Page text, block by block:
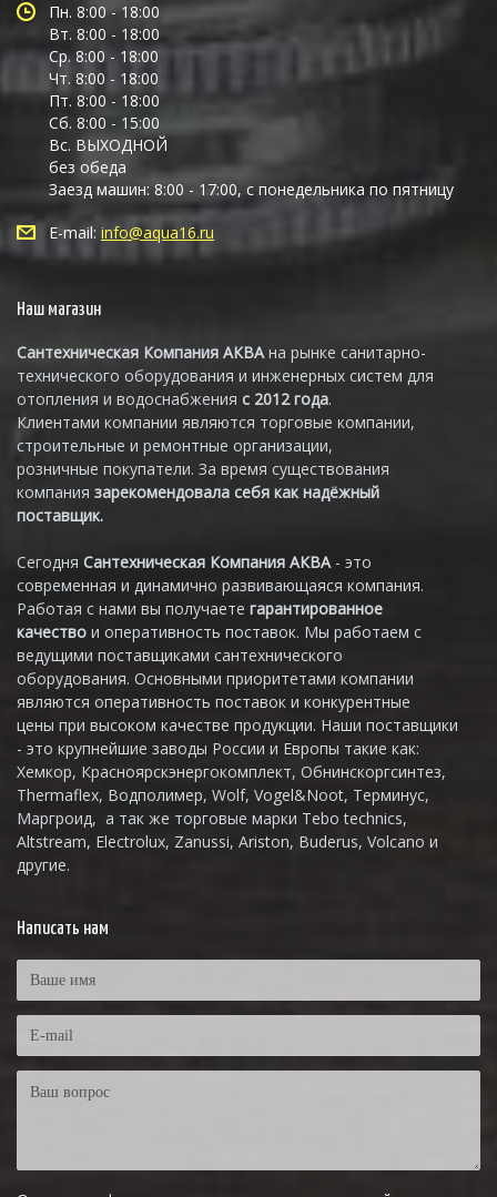
Пн. 8:00 - 18:00
Вт. 8:00 - 18:00
Ср. 8:00 - 18:00
Чт. 8:00 - 18:00
Пт. 8:00 - 18:00
Сб. 8:00 - 15:00
Вс. ВЫХОДНОЙ
без обеда
Заезд машин: 8:00 - 17:00, с понедельника по пятницу
E-mail: info@aqua16.ru
Наш магазин
Сантехническая Компания АКВАна рынке санитарно-
технического оборудования и инженерных систем для
отопления и водоснабжения с 2012 года.
Клиентами компании являются торговые компании,
строительные и ремонтные организации,
розничные покупатели. За время существования
компания зарекомендовала себя как надёжный
поставщик.
Сегодня Сантехническая Компания АКВА - это
современная и динамично развивающаяся компания.
Работая с нами вы получаете гарантированное
качество и оперативность поставок. Мы работаем с
ведущими поставщиками сантехнического
оборудования. Основными приоритетами компании
являются оперативность поставок и конкурентные
цены при высоком качестве продукции. Наши поставщики
- это крупнейшие заводы России и Европы такие как:
Хемкор, Красноярскэнергокомплект, Обнинскоргсинтез,
Thermaflex, Водполимер, Wolf, Vogel&Noot, Терминус,
Маргроид, а так же торговые марки Tebo technics,
Altstream, Electrolux, Zanussi, Ariston, Buderus, Volcano и
другие.
Написать нам